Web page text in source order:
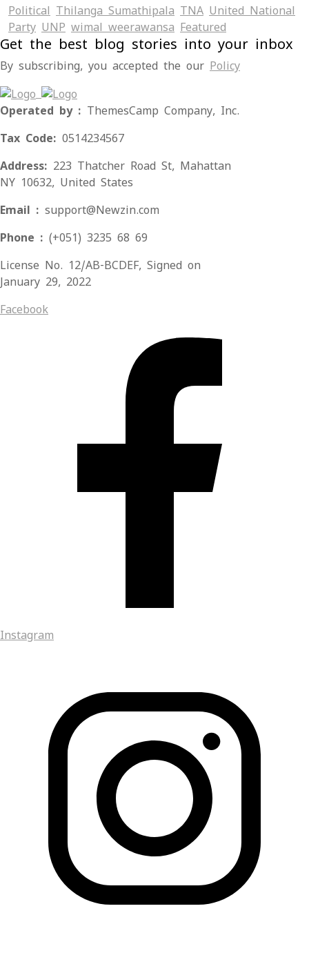
Political Thilanga Sumathipala TNA United National
Party UNP wimal weerawansa ‍Featured
Get the best blog stories into your inbox
By subscribing, you accepted the our Policy
Operated by : ThemesCamp Company, Inc.
Tax Code: 0514234567
Address: 223 Thatcher Road St, Mahattan
NY 10632, United States
Email : support@Newzin.com
Phone : (+051) 3235 68 69
License No. 12/AB-BCDEF, Signed on
January 29, 2022
Facebook
Instagram